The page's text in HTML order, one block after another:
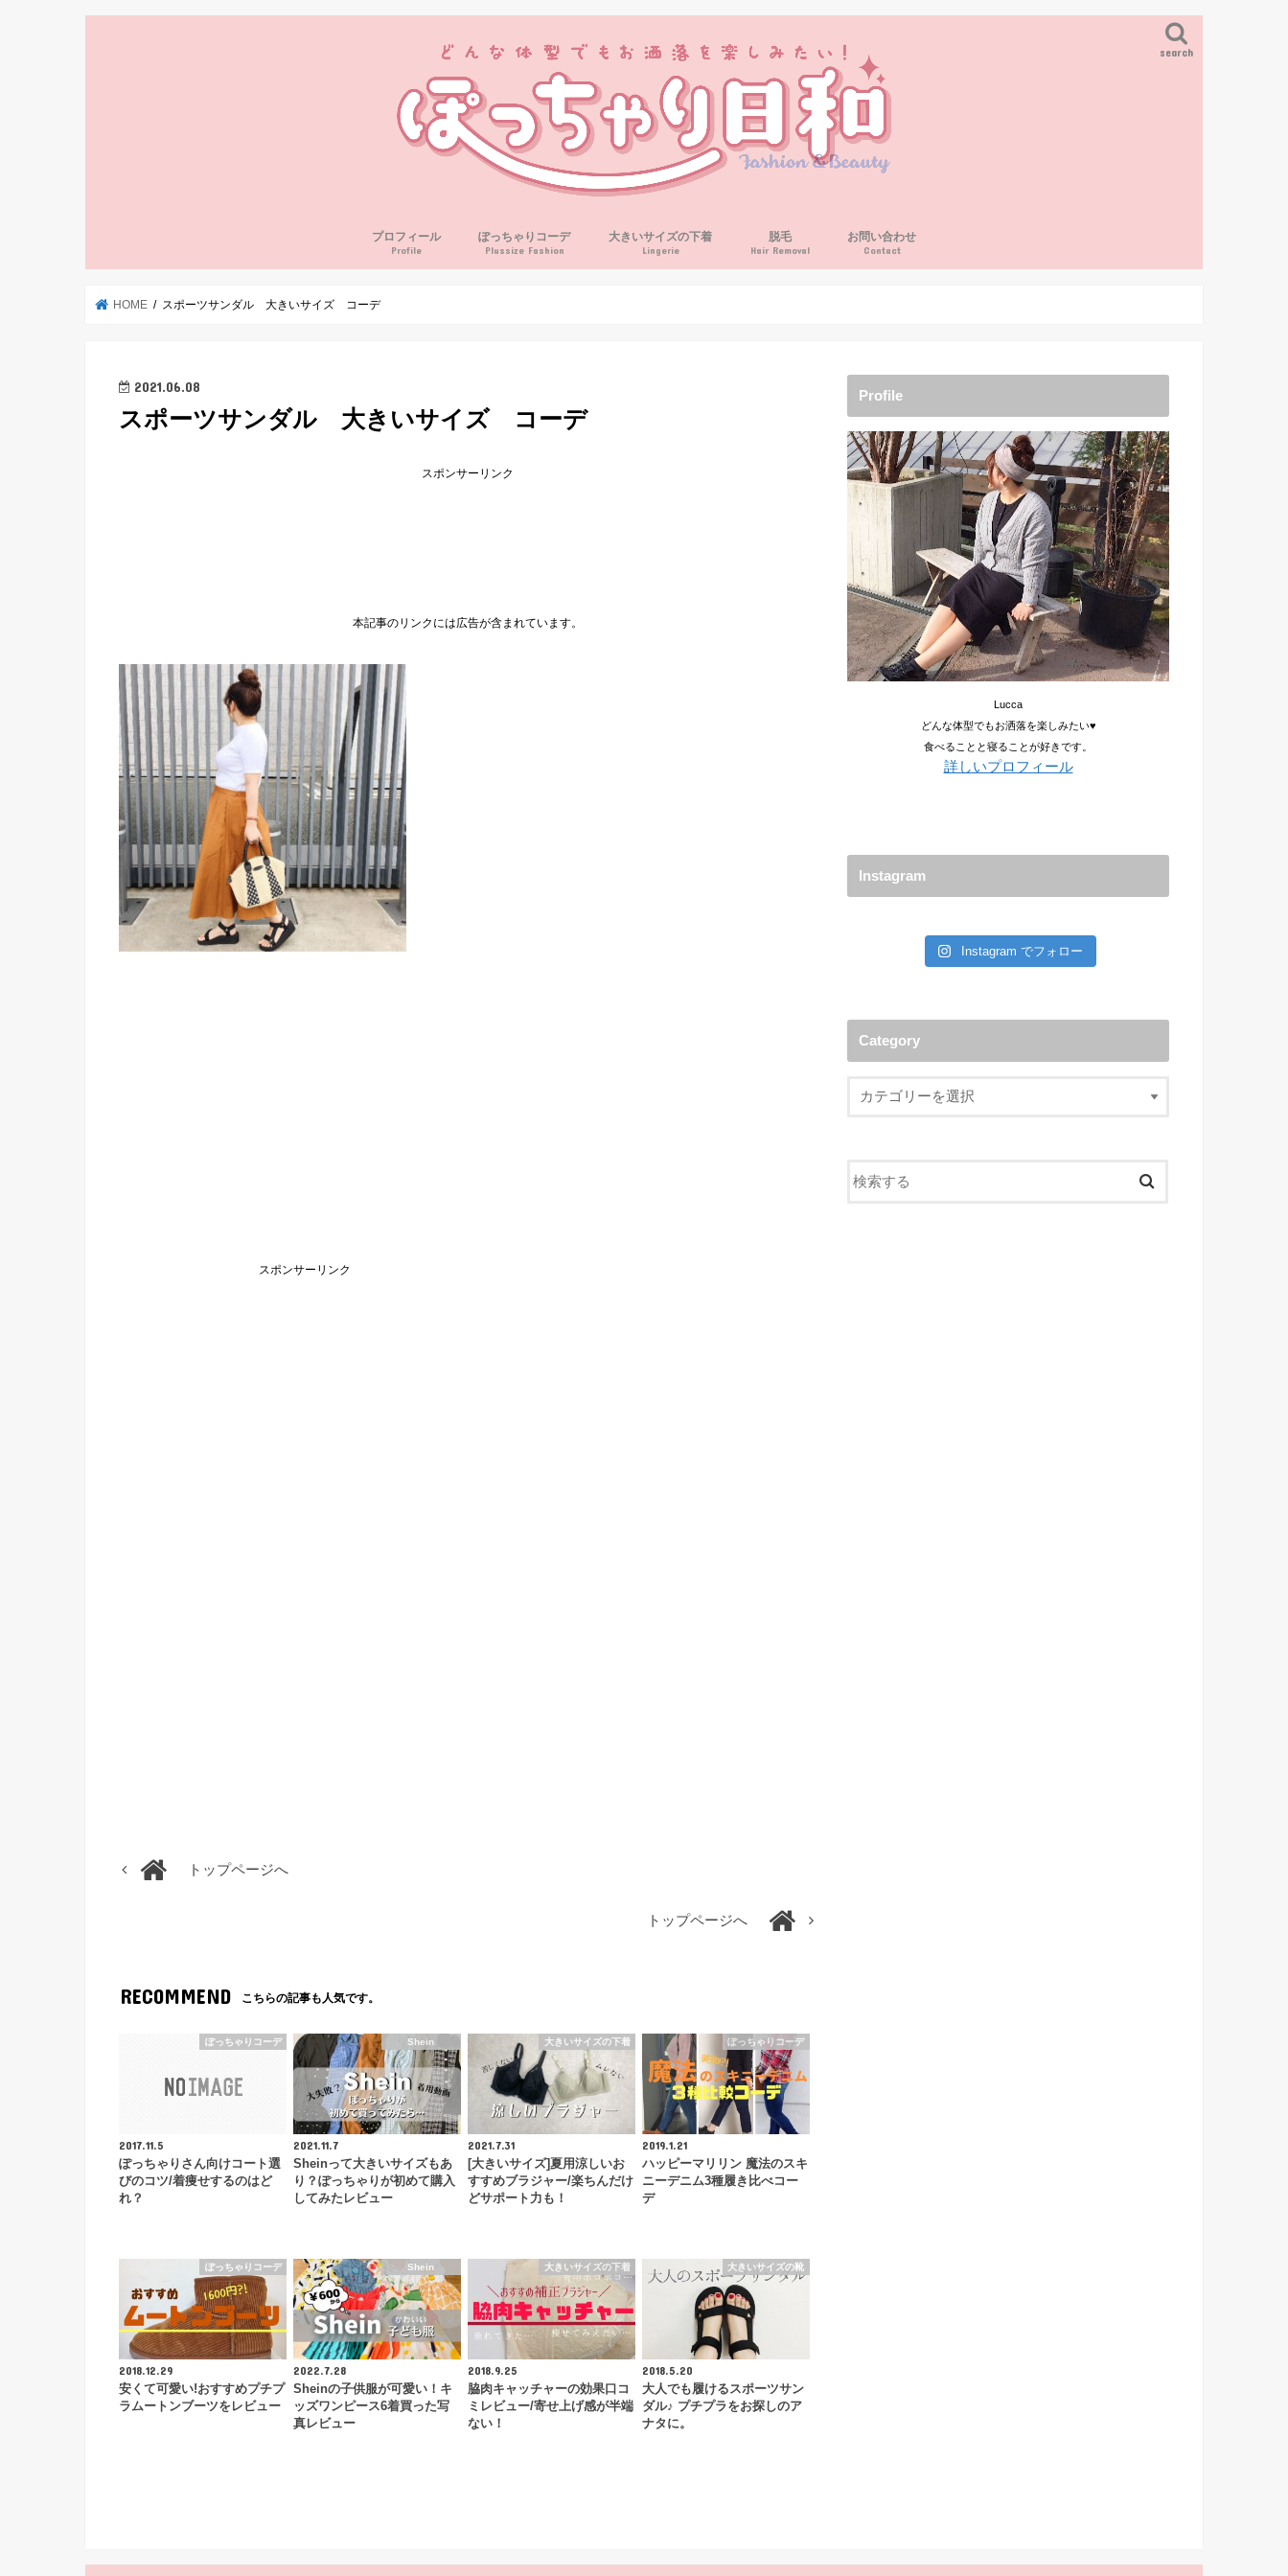
search
プロフィール
Profile
ぽっちゃりコーデ
Plussize Fashion
大きいサイズの下着
Lingerie
脱毛
Hair Removal
お問い合わせ
Contact
HOME スポーツサンダル 大きいサイズ コーデ
2021.06.08
スポーツサンダル 大きいサイズ コーデ
スポンサーリンク
本記事のリンクには広告が含まれています。
スポンサーリンク
トップページへ
トップページへ
RECOMMEND こちらの記事も人気です。
ぽっちゃりコーデ
2017.11.5
ぽっちゃりさん向けコート選
びのコツ/着痩せするのはど
れ？
Shein
2021.11.7
Sheinって大きいサイズもあ
り？ぽっちゃりが初めて購入
してみたレビュー
大きいサイズの下着
2021.7.31
[大きいサイズ]夏用涼しいお
すすめブラジャー/楽ちんだけ
どサポート力も！
ぽっちゃりコーデ
2019.1.21
ハッピーマリリン 魔法のスキ
ニーデニム3種履き比べコー
デ
ぽっちゃりコーデ
2018.12.29
安くて可愛い!おすすめプチプ
ラムートンブーツをレビュー
Shein
2022.7.28
Sheinの子供服が可愛い！キ
ッズワンピース6着買った写
真レビュー
大きいサイズの下着
2018.9.25
脇肉キャッチャーの効果口コ
ミレビュー/寄せ上げ感が半端
ない！
大きいサイズの靴
2018.5.20
大人でも履けるスポーツサン
ダル♪ プチプラをお探しのア
ナタに。
Profile
Lucca
どんな体型でもお洒落を楽しみたい♥
食べることと寝ることが好きです。
詳しいプロフィール
Instagram
Instagram でフォロー
Category